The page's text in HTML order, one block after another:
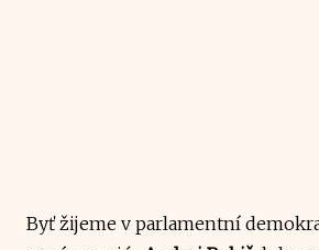
Byť žijeme v parlamentní